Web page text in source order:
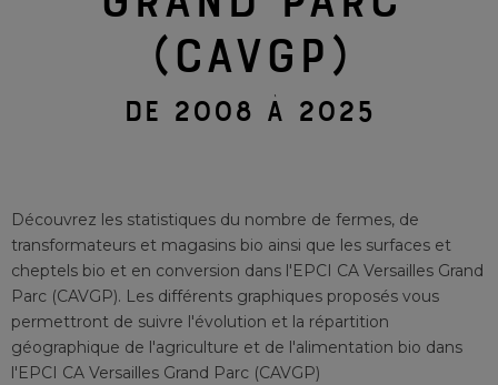
(CAVGP)
DE 2008 À 2025
Découvrez les statistiques du nombre de fermes, de
transformateurs et magasins bio ainsi que les surfaces et
cheptels bio et en conversion dans l'EPCI CA Versailles Grand
Parc (CAVGP). Les différents graphiques proposés vous
permettront de suivre l'évolution et la répartition
géographique de l'agriculture et de l'alimentation bio dans
l'EPCI CA Versailles Grand Parc (CAVGP)